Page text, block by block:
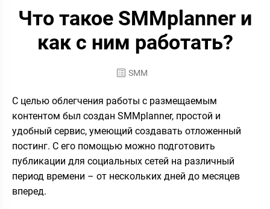
Что такое SMMplanner и
как с ним работать?
SMM
С целью облегчения работы с размещаемым
контентом был создан SMMplanner, простой и
удобный сервис, умеющий создавать отложенный
постинг. С его помощью можно подготовить
публикации для социальных сетей на различный
период времени – от нескольких дней до месяцев
вперед.